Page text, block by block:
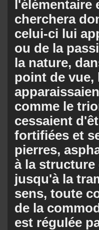
l'élémentaire
cherchera
celui-ci lui
ou de la
la nature,
point de vue,
comme le
cessaient
fortifiées et
pierres,
à la structure
jusqu'à la
sens, toute
de la
est régulée